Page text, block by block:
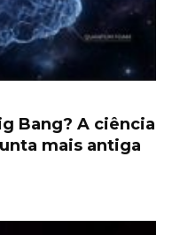
Bang? A ciência
mais antiga